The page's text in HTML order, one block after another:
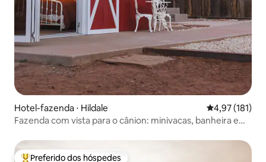
Hotel-fazenda ⋅ Hildale 4,97 de uma
4,97 (181)
Fazenda com vista para o cânion: minivacas, banheira e
Preferido dos hóspedes